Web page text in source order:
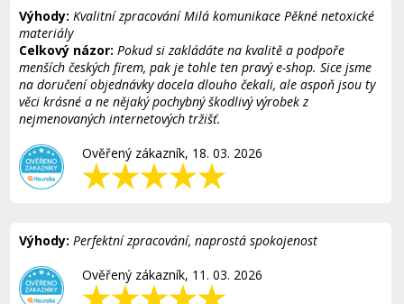
Výhody: Kvalitní zpracování Milá komunikace Pěkné netoxické
materiály
Celkový názor: Pokud si zakládáte na kvalitě a podpoře
menších českých firem, pak je tohle ten pravý e-shop. Sice jsme
na doručení objednávky docela dlouho čekali, ale aspoň jsou ty
věci krásné a ne nějaký pochybný škodlivý výrobek z
nejmenovaných internetových tržišť.
Ověřený zákazník, 18. 03. 2026
Výhody: Perfektní zpracování, naprostá spokojenost
Ověřený zákazník, 11. 03. 2026